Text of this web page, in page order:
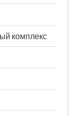
комплекс